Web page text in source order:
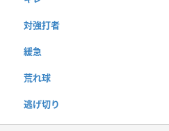
対強打者
緩急
荒れ球
逃げ切り